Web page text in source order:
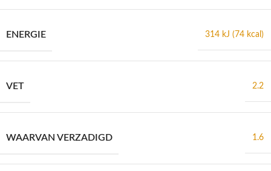
ENERGIE 314 kJ (74 kcal)
VET 2.2
WAARVAN VERZADIGD 1.6